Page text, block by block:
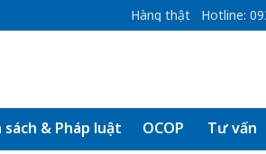
Hàng thật Hotline:
sách & Pháp luật OCOP Tư vấn